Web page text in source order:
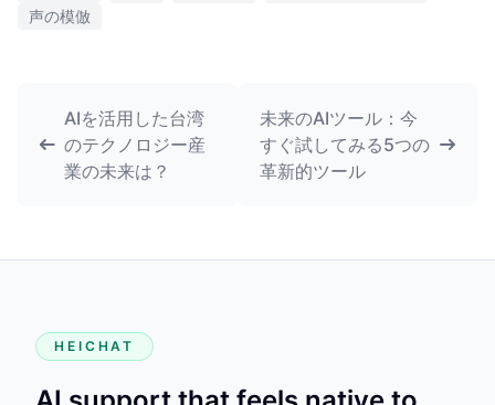
声の模倣
AIを活用した台湾
のテクノロジー産
業の未来は？
未来のAIツール：今
すぐ試してみる5つの
革新的ツール
HEICHAT